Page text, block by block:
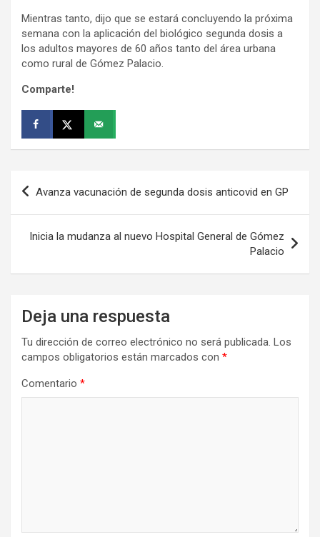
Mientras tanto, dijo que se estará concluyendo la próxima
semana con la aplicación del biológico segunda dosis a
los adultos mayores de 60 años tanto del área urbana
como rural de Gómez Palacio.
Comparte!
Navegación
Avanza vacunación de segunda dosis anticovid en GP
Inicia la mudanza al nuevo Hospital General de Gómez
Palacio
Deja una respuesta
Tu dirección de correo electrónico no será publicada. Los
campos obligatorios están marcados con *
Comentario *